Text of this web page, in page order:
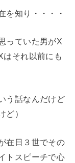
を知り・・・・
っていた男がX
はそれ以前にも
う話なんだけど
ど）
在日３世でその
トスピーチで心